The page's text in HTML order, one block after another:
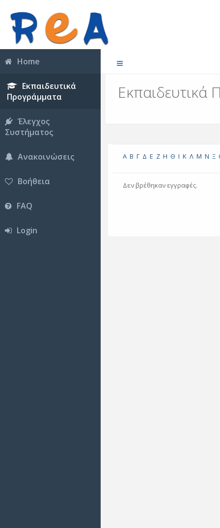
Home
Εκπαιδευτικά
Προγράμματα
Έλεγχος
Συστήματος
Ανακοινώσεις
Βοήθεια
FAQ
Login
Α Β Γ Δ Ε Ζ Η Θ Ι Κ Λ Μ Ν Ξ
Δεν βρέθηκαν εγγραφές.